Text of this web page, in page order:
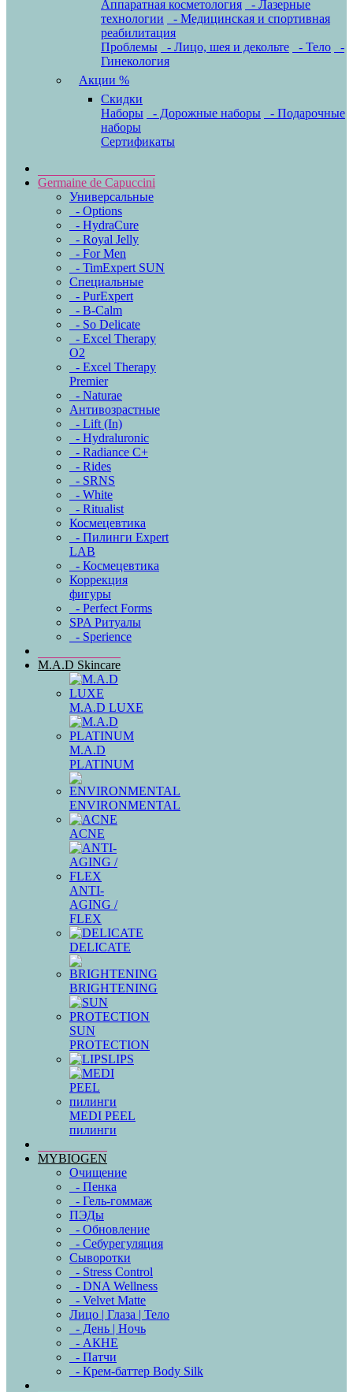
Аппаратная косметология
- Лазерные
технологии
- Медицинская и спортивная
реабилитация
Проблемы
- Лицо, шея и декольте - Тело
-
Гинекология
Акции %
Скидки
Наборы
- Дорожные наборы
- Подарочные
наборы
Сертификаты
Germaine de Capuccini
Универсальные
- Options
- HydraCure
- Royal Jelly
- For Men
- TimExpert SUN
Специальные
- PurExpert
- B-Calm
- So Delicate
- Excel Therapy
O2
- Excel Therapy
Premier
- Naturae
Антивозрастные
- Lift (In)
- Hydraluronic
- Radiance C+
- Rides
- SRNS
- White
- Ritualist
Космецевтика
- Пилинги Expert
LAB
- Космецевтика
Коррекция
фигуры
- Perfect Forms
SPA Ритуалы
- Sperience
M.A.D Skincare
M.A.D LUXE
M.A.D
PLATINUM
ENVIRONMENTAL
ACNE
ANTI-
AGING /
FLEX
DELICATE
BRIGHTENING
SUN
PROTECTION
LIPS
MEDI PEEL
пилинги
MYBIOGEN
Очищение
- Пенка
- Гель-гоммаж
ПЭДы
- Обновление
- Себурегуляция
Сыворотки
- Stress Control
- DNA Wellness
- Velvet Matte
Лицо | Глаза | Тело
- День | Ночь
- АКНЕ
- Патчи
- Крем-баттер Body Silk